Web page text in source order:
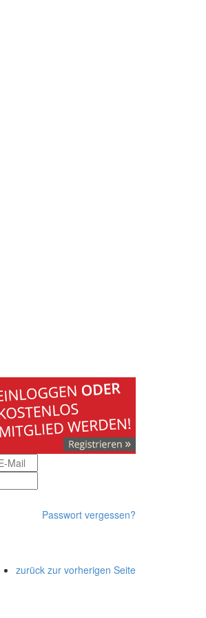
Passwort vergessen?
zurück zur vorherigen Seite